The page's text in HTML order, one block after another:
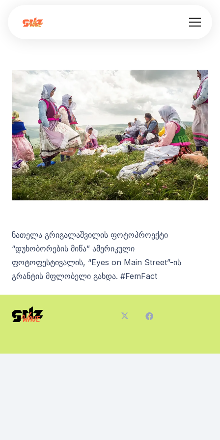
ნათელა გრიგალაშვილის ფოტოპროექტი
“დუხობორების მიწა” ამერიკული
ფოტოფესტივალის, “Eyes on Main Street”-ის
გრანტის მფლობელი გახდა. #FemFact